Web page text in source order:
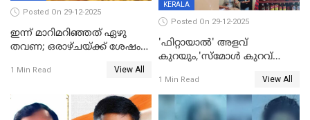
Posted On 29-12-2025
ഇന്ന് മാറിമറിഞ്ഞത് ഏഴു
തവണ; ഒരാഴ്ചയ്ക്ക് ശേഷം
1 Min Read View All
KERALA
Posted On 29-12-2025
'ഫിറ്റായാൽ' അളവ്
കുറയും,'സ്‌മോൾ കുറവ്
പിഴ
1 Min Read View All